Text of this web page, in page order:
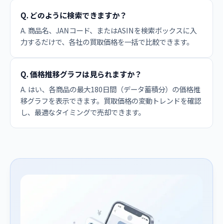
Q. どのように検索できますか？
A. 商品名、JANコード、またはASINを検索ボックスに入
力するだけで、各社の買取価格を一括で比較できます。
Q. 価格推移グラフは見られますか？
A. はい、各商品の最大180日間（データ蓄積分）の価格推
移グラフを表示できます。買取価格の変動トレンドを確認
し、最適なタイミングで売却できます。